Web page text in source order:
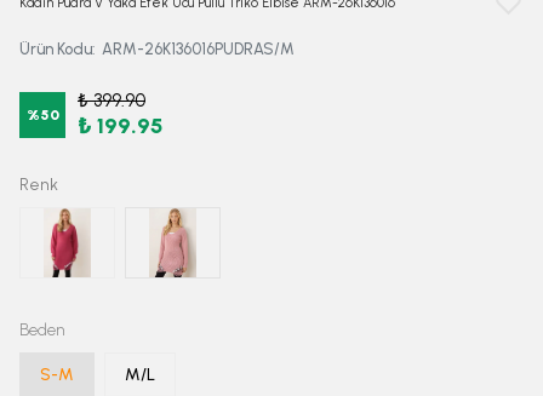
Ürün Kodu: ARM-26K136016PUDRAS/M
%50
₺ 399.90
₺ 199.95
Renk
Beden
S-M M/L